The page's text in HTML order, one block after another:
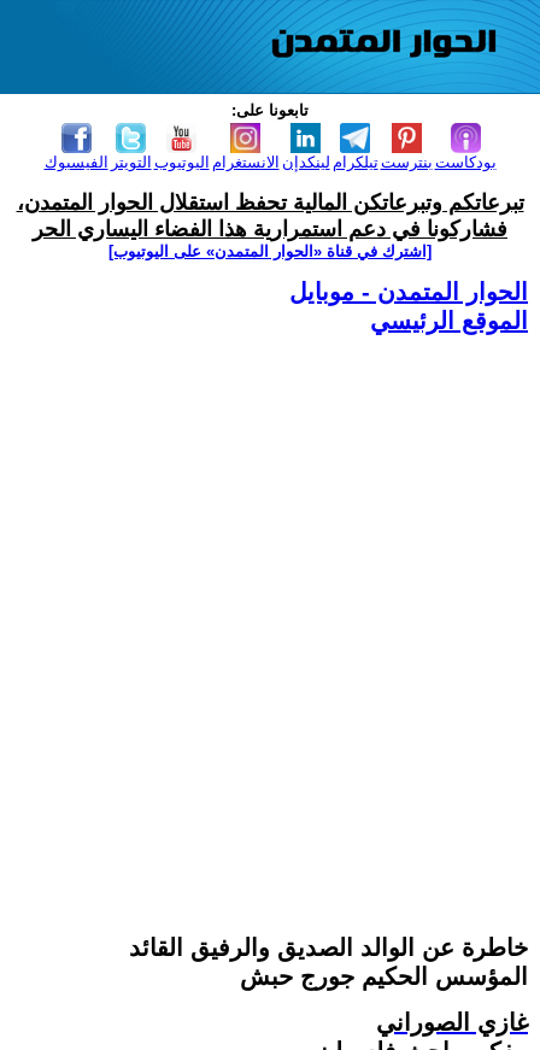
تابعونا على:
الفيسبوك التويتر اليوتيوب الانستغرام لينكدإن تيلكرامبنترست بودكاست
تبرعاتكم وتبرعاتكن المالية تحفظ استقلال الحوار المتمدن،
فشاركونا في دعم استمرارية هذا الفضاء اليساري الحر
[اشترك في قناة ‫«الحوار المتمدن» على اليوتيوب]
الحوار المتمدن - موبايل
الموقع الرئيسي
خاطرة عن الوالد الصديق والرفيق القائد
المؤسس الحكيم جورج حبش
غازي الصوراني